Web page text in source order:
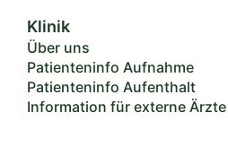
Klinik
Über uns
Patienteninfo Aufnahme
Patienteninfo Aufenthalt
Information für externe Ärzte